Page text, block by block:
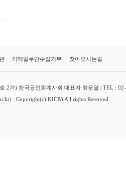
이메일무단수집거부 찾아오시는길
2가) 한국공인회계사회 대표자 최운열 | TEL :
: Copyright(c) KICPA All rights Reserved.